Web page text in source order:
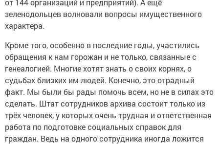
от 144 организаций и предприятий). А ещё
зеленодольцев волновали вопросы имущественного
характера.
Кроме того, особенно в последние годы, участились
обращения к нам горожан и не только, связанные с
генеалогией. Многие хотят знать о своих корнях, о
судьбах близких им людей. Конечно, это отрадный
факт. Мы были бы рады помочь всем, но не в силах это
сделать. Штат сотрудников архива состоит только из
трёх человек, у которых очень трудная и ответственная
работа по подготовке социальных справок для
граждан. Ведь на одного сотрудника иногда ложится